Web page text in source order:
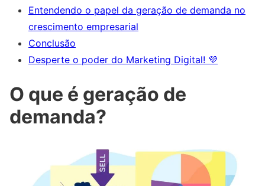
Entendendo o papel da geração de demanda no
crescimento empresarial
Conclusão
Desperte o poder do Marketing Digital! 💜
O que é geração de
demanda?